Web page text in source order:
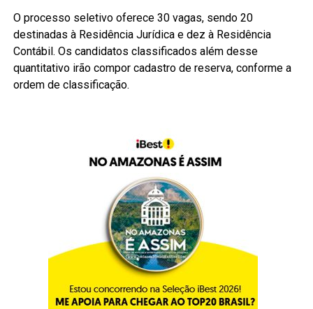
O processo seletivo oferece 30 vagas, sendo 20
destinadas à Residência Jurídica e dez à Residência
Contábil. Os candidatos classificados além desse
quantitativo irão compor cadastro de reserva, conforme a
ordem de classificação.